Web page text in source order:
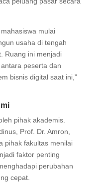
mulai
usaha di tengah
Ruang ini menjadi
peserta dan
bisnis digital saat ini,”
pihak akademis.
Prof. Dr. Amron,
pihak fakultas menilai
faktor penting
perubahan
cepat.